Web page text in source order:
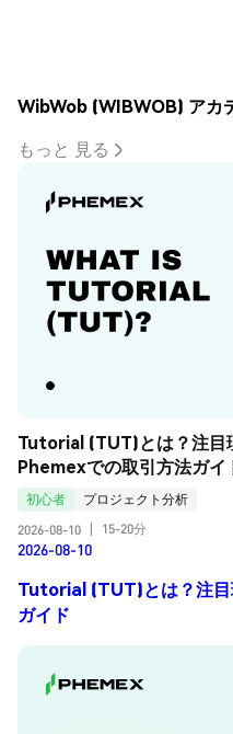
WibWob (WIBWOB) アカ
もっと 見る
Tutorial (TUT)とは？注目
Phemexでの取引方法ガイ
初心者
プロジェクト分析
2026-08-10
15-20分
2026-08-10
Tutorial (TUT)とは？注
ガイド